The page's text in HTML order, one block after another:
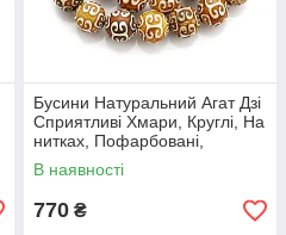
Бусини Натуральний Агат Дзі
Сприятливі Хмари, Круглі, На
нитках, Пофарбовані,
Коричневий, 12 мм, Отвір 1.2
мм, (1 нитка)
В наявності
770 ₴